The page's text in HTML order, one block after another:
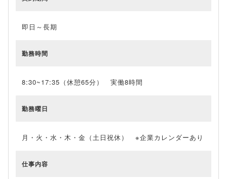
即日～長期
勤務時間
8:30~17:35（休憩65分） 実働8時間
勤務曜日
月・火・水・木・金（土日祝休） ※企業カレンダーあり
仕事内容